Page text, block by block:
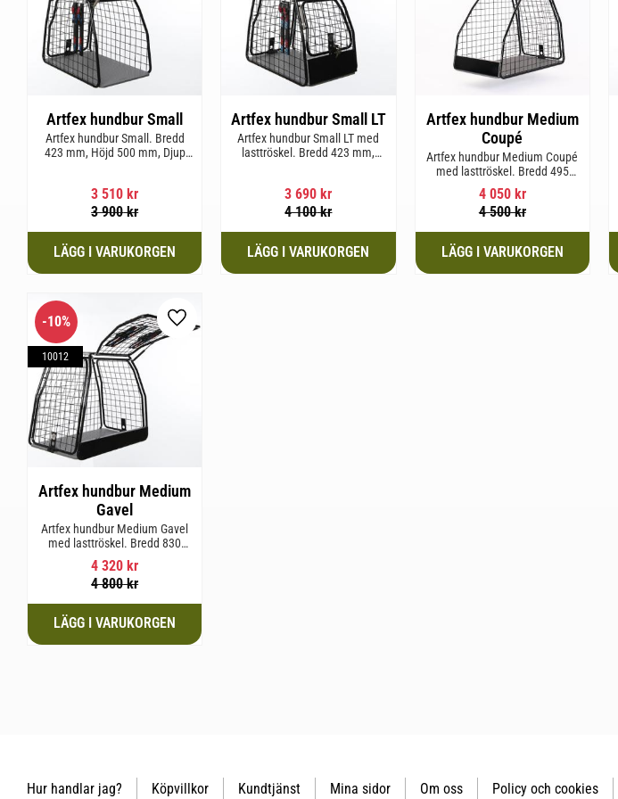
Artfex hundbur Small
Artfex hundbur Small. Bredd
423 mm, Höjd 500 mm, Djup
3 510 kr
3 900kr
Artfex hundbur Small LT
Artfex hundbur Small LT med
lasttröskel. Bredd 423 mm,
3 690 kr
4 100kr
Artfex hundbur Medium
Coupé
Artfex hundbur Medium Coupé
med lasttröskel. Bredd 495
mm, Höjd 675 mm, Djup 830
mm och Vikt 15,8 kg.
4 050kr
4 500kr
Artfex hundbur Medium
Gavel
Artfex hundbur Medium Gavel
med lasttröskel. Bredd 830
mm, Höjd 675 mm, Djup 495
mm och Vikt 20,1 kg.
4 320 kr
4 800kr
10%
10012
Lägg till i favoriter
Hur handlar jag? Köpvillkor Kundtjänst Mina sidor Om oss Policy och cookies